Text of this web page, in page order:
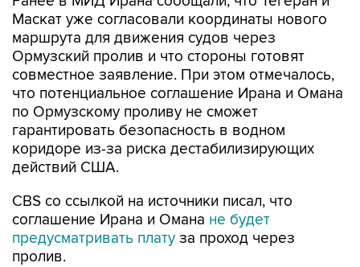
Маскат уже согласовали координаты нового
маршрута для движения судов через
Ормузский пролив и что стороны готовят
совместное заявление. При этом отмечалось,
что потенциальное соглашение Ирана и Омана
по Ормузскому проливу не сможет
гарантировать безопасность в водном
коридоре из-за риска дестабилизирующих
действий США.
CBS со ссылкой на источники писал, что
соглашение Ирана и Омана не будет
предусматривать плату за проход через
пролив.